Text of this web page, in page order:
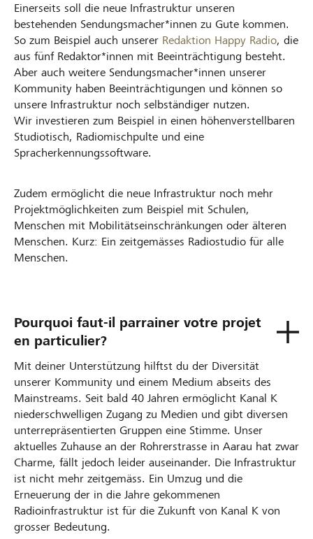
Einerseits soll die neue Infrastruktur unseren
bestehenden Sendungsmacher*innen zu Gute kommen.
So zum Beispiel auch unserer Redaktion Happy Radio, die
aus fünf Redaktor*innen mit Beeinträchtigung besteht.
Aber auch weitere Sendungsmacher*innen unserer
Kommunity haben Beeinträchtigungen und können so
unsere Infrastruktur noch selbständiger nutzen.
Wir investieren zum Beispiel in einen höhenverstellbaren
Studiotisch, Radiomischpulte und eine
Spracherkennungssoftware.
Zudem ermöglicht die neue Infrastruktur noch mehr
Projektmöglichkeiten zum Beispiel mit Schulen,
Menschen mit Mobilitätseinschränkungen oder älteren
Menschen. Kurz: Ein zeitgemässes Radiostudio für alle
Menschen.
Pourquoi faut-il parrainer votre projet
en particulier?
Mit deiner Unterstützung hilftst du der Diversität
unserer Kommunity und einem Medium abseits des
Mainstreams. Seit bald 40 Jahren ermöglicht Kanal K
niederschwelligen Zugang zu Medien und gibt diversen
unterrepräsentierten Gruppen eine Stimme. Unser
aktuelles Zuhause an der Rohrerstrasse in Aarau hat zwar
Charme, fällt jedoch leider auseinander. Die Infrastruktur
ist nicht mehr zeitgemäss. Ein Umzug und die
Erneuerung der in die Jahre gekommenen
Radioinfrastruktur ist für die Zukunft von Kanal K von
grosser Bedeutung.